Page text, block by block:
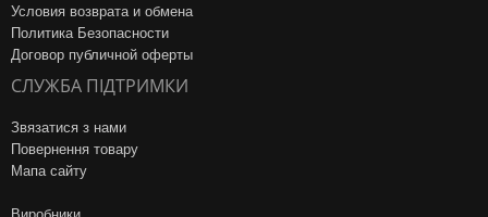
Условия возврата и обмена
Политика Безопасности
Договор публичной оферты
СЛУЖБА ПІДТРИМКИ
Звязатися з нами
Повернення товару
Мапа сайту